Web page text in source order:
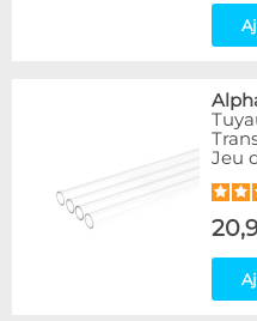
Jeu